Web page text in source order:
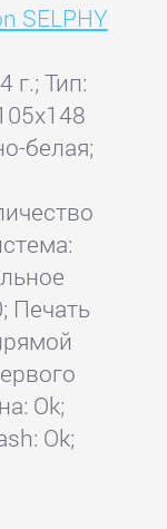
SELPHY
г.; Тип:
белая;
Печать
Ok;
Ok;